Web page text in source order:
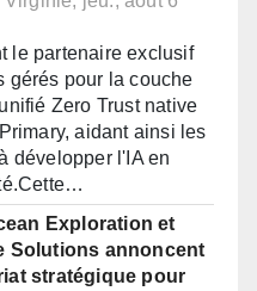
le partenaire exclusif
gérés pour la couche
Zero Trust native
aidant ainsi les
développer l'IA en
Exploration et
Solutions annoncent
stratégique pour